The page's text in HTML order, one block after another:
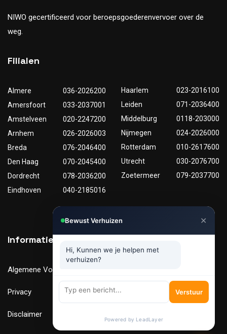
NIWO gecertificeerd voor beroepsgoederenvervoer over de
weg.
Filialen
Almere
036-2026200
Amersfoort
033-2037001
Amstelveen
020-2247200
Arnhem
026-2026003
Breda
076-2046400
Den Haag
070-2045400
Dordrecht
078-2036200
Eindhoven
040-2185016
Haarlem
023-2016100
Leiden
071-2036400
Middelburg
0118-203000
Nijmegen
024-2026000
Rotterdam
010-2617600
Utrecht
030-2076700
Zoetermeer
079-2037700
Informatie
Algemene Voorwaarden
Privacy
Disclaimer
Verhuismaterialen
Bewust Verhuizen ✕
Hi, Kunnen we je helpen met
verhuizen?
Verstuur
Powered by LeadLayer